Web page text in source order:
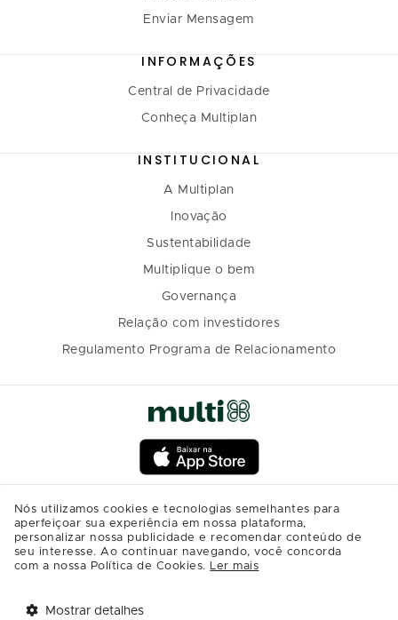
Enviar Mensagem
INFORMAÇÕES
Central de Privacidade
Conheça Multiplan
INSTITUCIONAL
A Multiplan
Inovação
Sustentabilidade
Multiplique o bem
Governança
Relação com investidores
Regulamento Programa de Relacionamento
Nós utilizamos cookies e tecnologias semelhantes para
aperfeiçoar sua experiência em nossa plataforma,
personalizar nossa publicidade e recomendar conteúdo de
seu interesse. Ao continuar navegando, você concorda
com a nossa Política de Cookies. Ler mais
Mostrar detalhes